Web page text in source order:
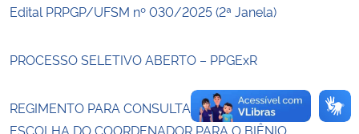
Edital PRPGP/UFSM nº 030/2025 (2ª Janela)
PROCESSO SELETIVO ABERTO – PPGExR
REGIMENTO PARA CONSULTA INTERNA PARA A
ESCOLHA DO COORDENADOR PARA O BIÊNIO